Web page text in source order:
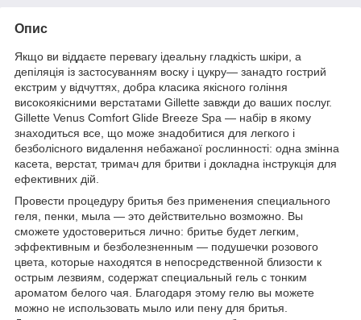
Опис
Якщо ви віддаєте перевагу ідеальну гладкість шкіри, а
депіляція із застосуванням воску і цукру— занадто гострий
екстрим у відчуттях, добра класика якісного гоління
високоякісними верстатами Gillette завжди до ваших послуг.
Gillette Venus Comfort Glide Breeze Spa — набір в якому
знаходиться все, що може знадобитися для легкого і
безболісного видалення небажаної рослинності: одна змінна
касета, верстат, тримач для бритви і докладна інструкція для
ефективних дій.
Провести процедуру бритья без применения специального
геля, пенки, мыла — это действительно возможно. Вы
сможете удостовериться лично: бритье будет легким,
эффективным и безболезненным — подушечки розового
цвета, которые находятся в непосредственной близости к
острым лезвиям, содержат специальный гель с тонким
ароматом белого чая. Благодаря этому гелю вы можете
можно не использовать мыло или пену для бритья.